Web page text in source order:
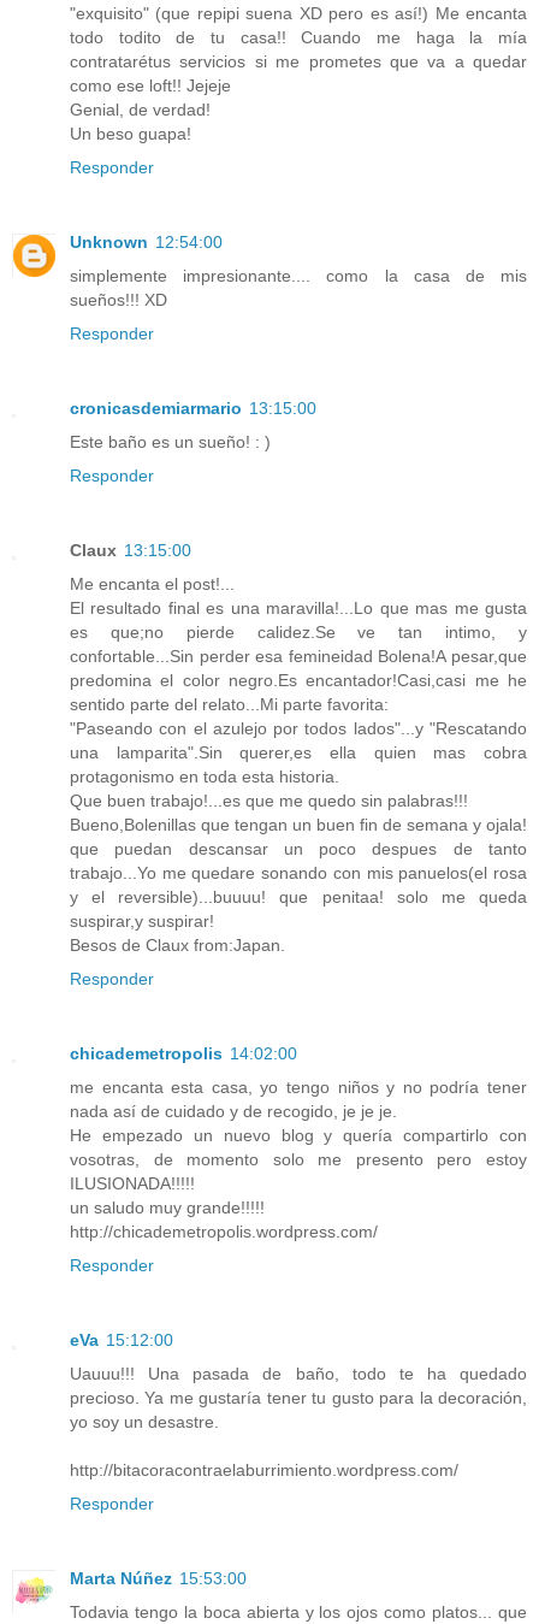
"exquisito" (que repipi suena XD pero es así!) Me encanta
todo todito de tu casa!! Cuando me haga la mía
contratarétus servicios si me prometes que va a quedar
como ese loft!! Jejeje
Genial, de verdad!
Un beso guapa!
Responder
Unknown 12:54:00
simplemente impresionante.... como la casa de mis
sueños!!! XD
Responder
cronicasdemiarmario 13:15:00
Este baño es un sueño! : )
Responder
Claux 13:15:00
Me encanta el post!...
El resultado final es una maravilla!...Lo que mas me gusta
es que;no pierde calidez.Se ve tan intimo, y
confortable...Sin perder esa femineidad Bolena!A pesar,que
predomina el color negro.Es encantador!Casi,casi me he
sentido parte del relato...Mi parte favorita:
"Paseando con el azulejo por todos lados"...y "Rescatando
una lamparita".Sin querer,es ella quien mas cobra
protagonismo en toda esta historia.
Que buen trabajo!...es que me quedo sin palabras!!!
Bueno,Bolenillas que tengan un buen fin de semana y ojala!
que puedan descansar un poco despues de tanto
trabajo...Yo me quedare sonando con mis panuelos(el rosa
y el reversible)...buuuu! que penitaa! solo me queda
suspirar,y suspirar!
Besos de Claux from:Japan.
Responder
chicademetropolis 14:02:00
me encanta esta casa, yo tengo niños y no podría tener
nada así de cuidado y de recogido, je je je.
He empezado un nuevo blog y quería compartirlo con
vosotras, de momento solo me presento pero estoy
ILUSIONADA!!!!!
un saludo muy grande!!!!!
http://chicademetropolis.wordpress.com/
Responder
eVa 15:12:00
Uauuu!!! Una pasada de baño, todo te ha quedado
precioso. Ya me gustaría tener tu gusto para la decoración,
yo soy un desastre.
http://bitacoracontraelaburrimiento.wordpress.com/
Responder
Marta Núñez 15:53:00
Todavia tengo la boca abierta y los ojos como platos... que